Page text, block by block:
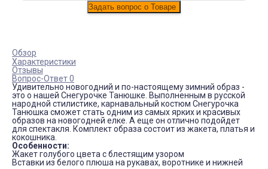
Обзор
Характеристики
Отзывы
Вопрос-Ответ 0
Удивительно новогодний и по-настоящему зимний образ -
это о нашей Снегурочке Танюшке. Выполненным в русской
народной стилистике, карнавальный костюм Снегурочка
Танюшка сможет стать одним из самых ярких и красивых
образов на новогодней елке. А еще он отлично подойдет
для спектакля. Комплект образа состоит из жакета, платья и
кокошника.
Особенности:
Жакет голубого цвета с блестящим узором
Вставки из белого плюша на рукавах, воротнике и нижней